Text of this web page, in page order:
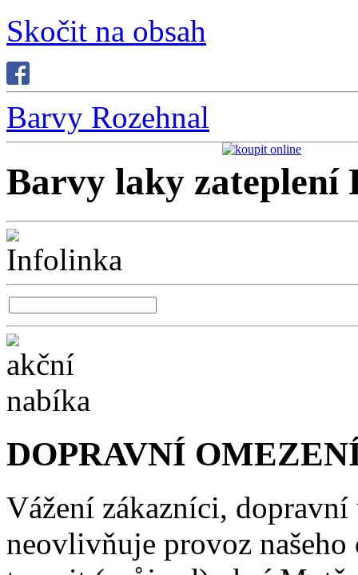
Skočit na obsah
Barvy Rozehnal
Barvy laky zateplení
DOPRAVNÍ
Vážení zákazníci,
neovlivňuje provoz našeho